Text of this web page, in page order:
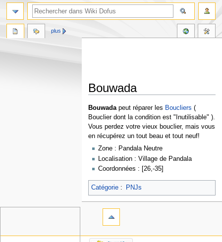
Bouwada
Aller
à
la
navigation
Aller
à
la
recherche
Bouwadapeut réparer les Boucliers (
Bouclier dont la condition est "Inutilisable" ).
Vous perdez votre vieux bouclier, mais vous
en récupérez un tout beau et tout neuf!
Zone : Pandala Neutre
Localisation : Village de Pandala
Coordonnées : [26,-35]
Catégorie: PNJs
plus